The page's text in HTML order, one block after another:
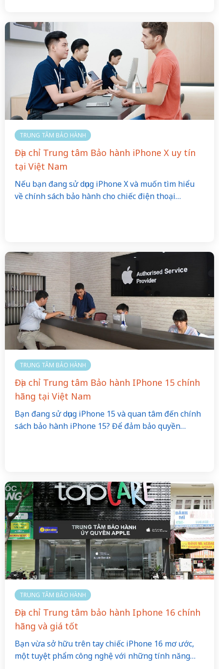
TRUNG TÂM BẢO HÀNH
Địa chỉ Trung tâm Bảo hành iPhone X uy tín
tại Việt Nam
Nếu bạn đang sử dụng iPhone X và muốn tìm hiểu
về chính sách bảo hành cho chiếc điện thoại…
TRUNG TÂM BẢO HÀNH
Địa chỉ Trung tâm Bảo hành IPhone 15 chính
hãng tại Việt Nam
Bạn đang sử dụng iPhone 15 và quan tâm đến chính
sách bảo hành iPhone 15? Để đảm bảo quyền…
TRUNG TÂM BẢO HÀNH
Địa chỉ Trung tâm bảo hành Iphone 16 chính
hãng và giá tốt
Bạn vừa sở hữu trên tay chiếc iPhone 16 mơ ước,
một tuyệt phẩm công nghệ với những tính năng…